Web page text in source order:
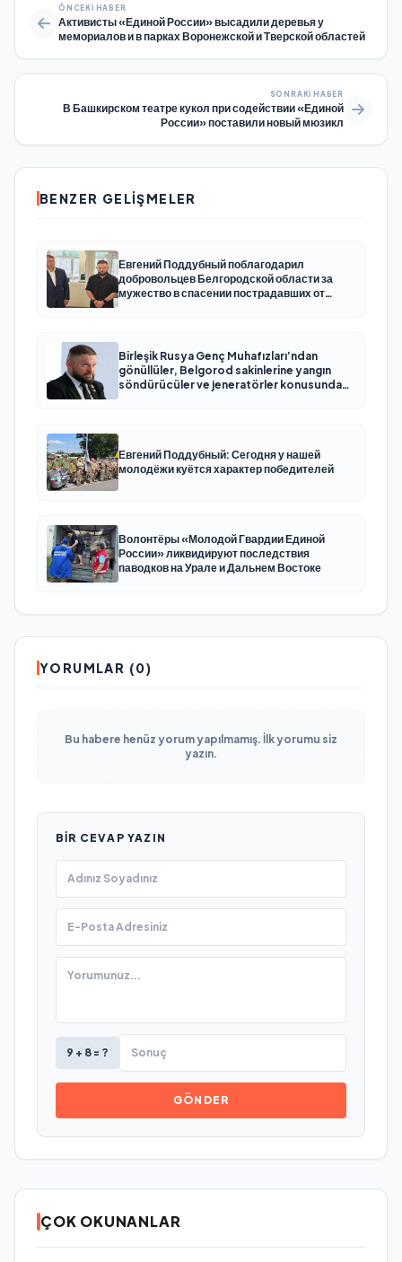
ÖNCEKI HABER
Активисты «Единой России» высадили деревья у
мемориалов и в парках Воронежской и Тверской областей
SONRAKI HABER
В Башкирском театре кукол при содействии «Единой
России» поставили новый мюзикл
BENZER GELIŞMELER
Евгений Поддубный поблагодарил
добровольцев Белгородской области за
мужество в спасении пострадавших от
Birleşik Rusya Genç Muhafızları’ndan
gönüllüler, Belgorod sakinlerine yangın
söndürücüler ve jeneratörler konusunda
Евгений Поддубный: Сегодня у нашей
молодёжи куётся характер победителей
Волонтёры «Молодой Гвардии Единой
России» ликвидируют последствия
паводков на Урале и Дальнем Востоке
YORUMLAR (0)
Bu habere henüz yorum yapılmamış. İlk yorumu siz
yazın.
BIR CEVAP YAZIN
9 + 8 = ?
GÖNDER
ÇOK OKUNANLAR